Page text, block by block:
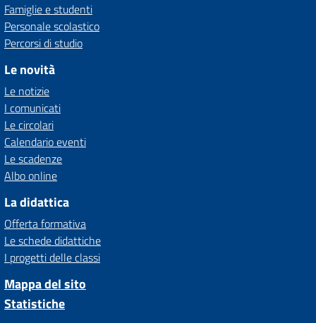
Famiglie e studenti
Personale scolastico
Percorsi di studio
Le novità
Le notizie
I comunicati
Le circolari
Calendario eventi
Le scadenze
Albo online
La didattica
Offerta formativa
Le schede didattiche
I progetti delle classi
Mappa del sito
Statistiche